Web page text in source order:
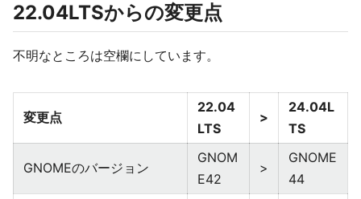
22.04LTSからの変更点
不明なところは空欄にしています。
変更点
22.04
LTS
>
24.04L
TS
GNOMEのバージョン
GNOM
E42
>
GNOME
44